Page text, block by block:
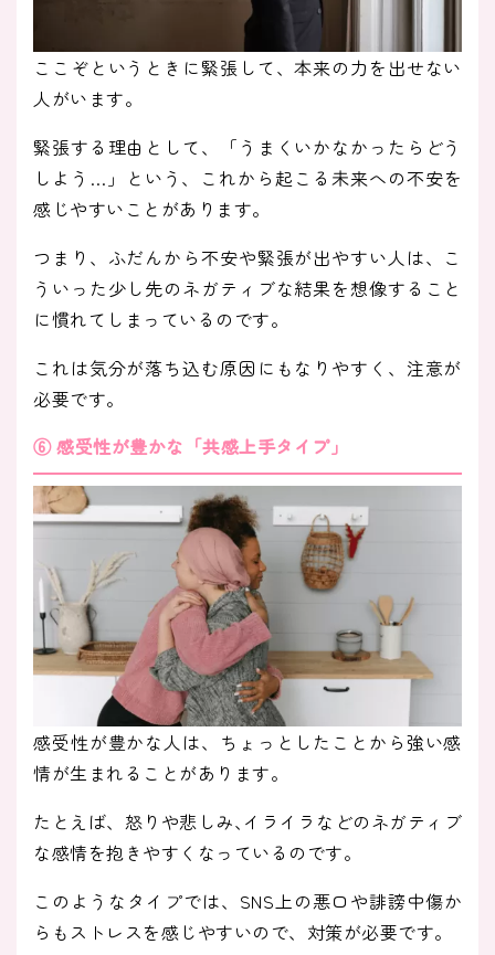
ここぞというときに緊張して、本来の力を出せない
人がいます。
緊張する理由として、「うまくいかなかったらどう
しよう…」という、これから起こる未来への不安を
感じやすいことがあります。
つまり、ふだんから不安や緊張が出やすい人は、こ
ういった少し先のネガティブな結果を想像すること
に慣れてしまっているのです。
これは気分が落ち込む原因にもなりやすく、注意が
必要です。
⑥ 感受性が豊かな「共感上手タイプ」
感受性が豊かな人は、ちょっとしたことから強い感
情が生まれることがあります。
たとえば、怒りや悲しみ､イライラなどのネガティブ
な感情を抱きやすくなっているのです。
このようなタイプでは、SNS上の悪口や誹謗中傷か
らもストレスを感じやすいので、対策が必要です。